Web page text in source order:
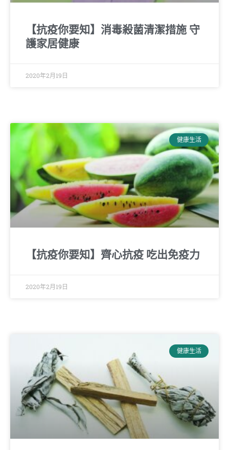
【抗疫你要知】消毒殺菌清潔措施 守
護家居健康
2020年2月19日
健康生活
【抗疫你要知】齊心抗疫 吃出免疫力
2020年2月19日
健康生活